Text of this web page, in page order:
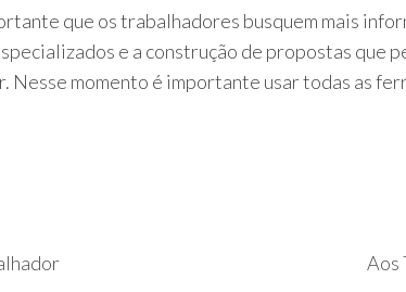
que os trabalhadores busquem mais
e a construção de propostas que
Nesse momento é importante usar todas as
Aos